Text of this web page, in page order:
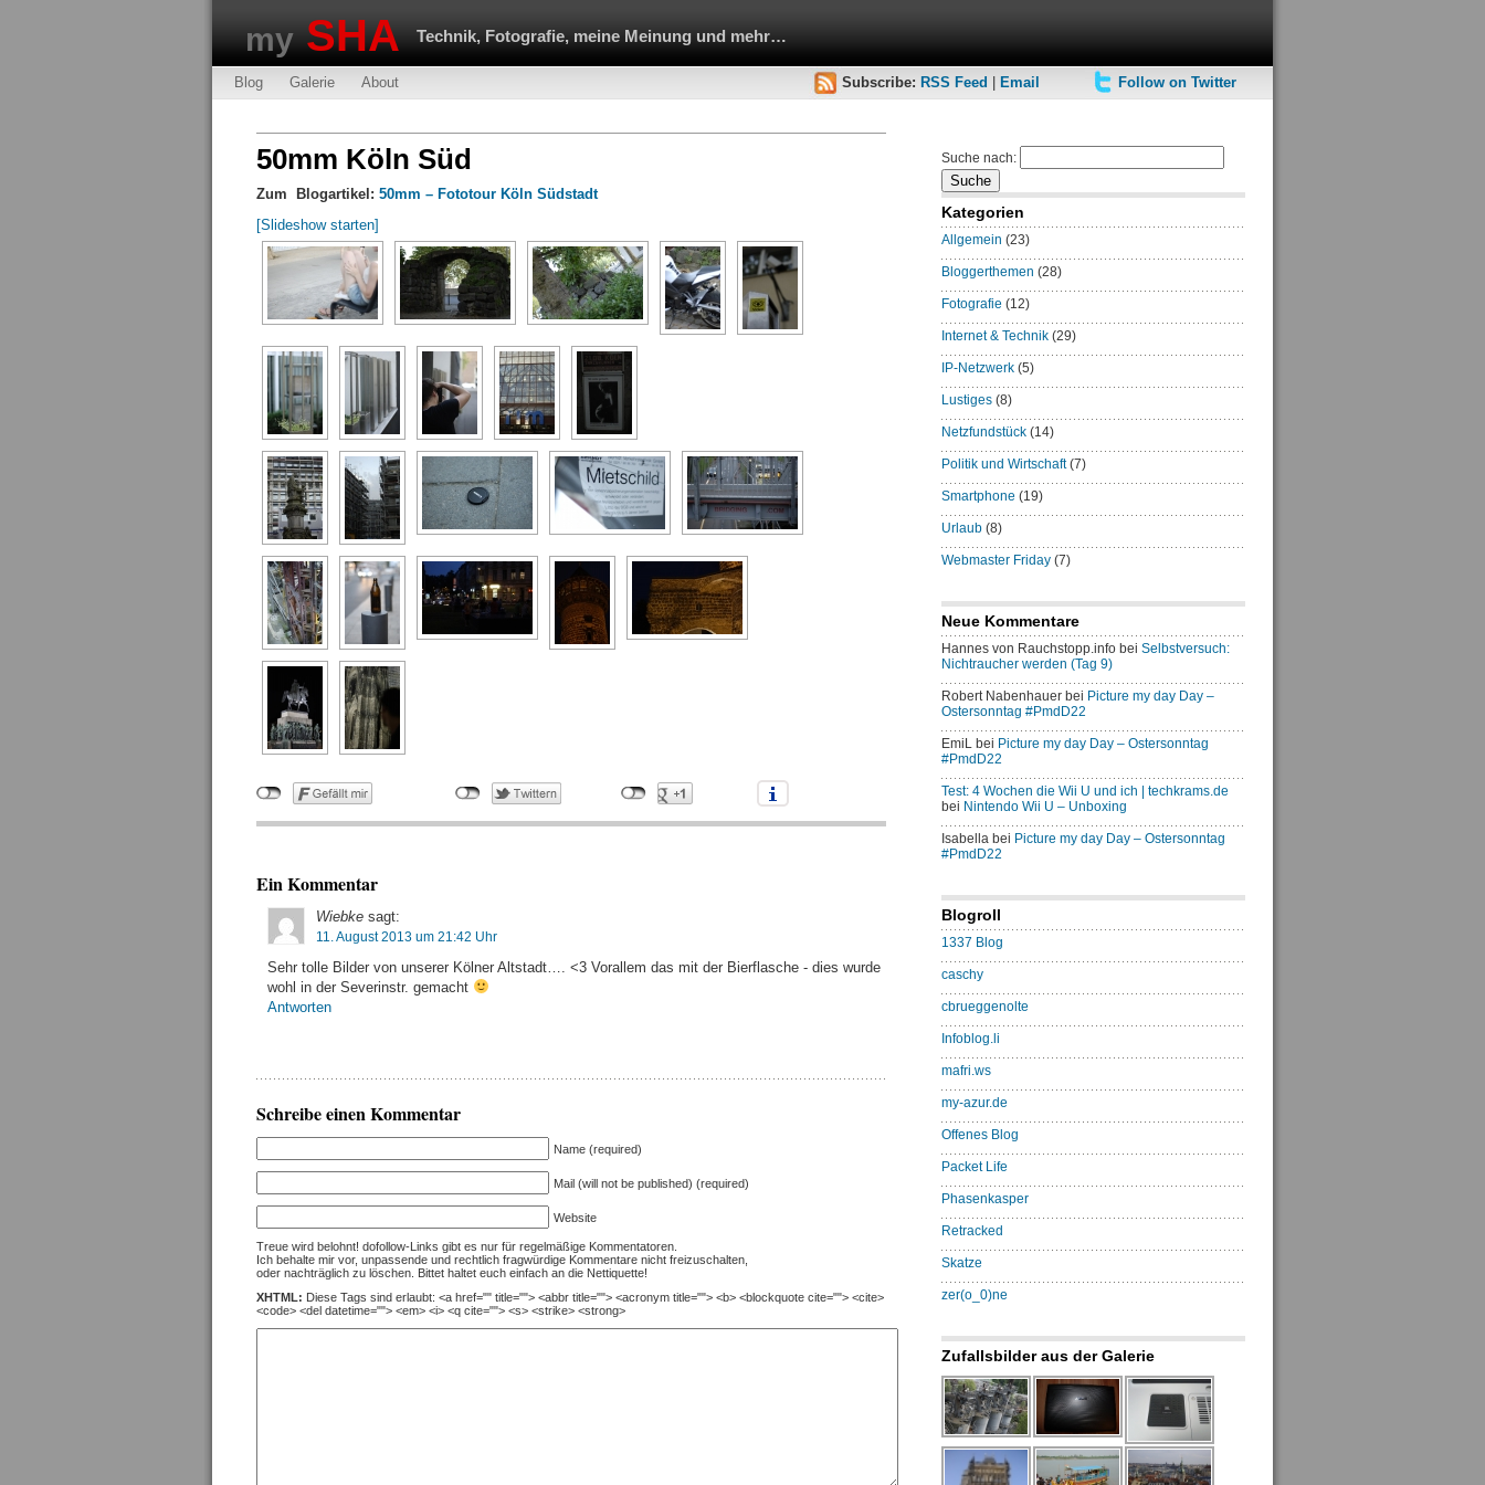
my SHA Technik, Fotografie, meine Meinung und mehr…
Blog Galerie About Follow on Twitter
Subscribe: RSS Feed Email
50mm Köln Süd
Zum Blogartikel: 50mm – Fototour Köln Südstadt
[Slideshow starten]
Ein Kommentar
Wiebke sagt:
11. August 2013 um 21:42 Uhr
Sehr tolle Bilder von unserer Kölner Altstadt…. <3 Vorallem das mit der Bierflasche - dies wurde
wohl in der Severinstr. gemacht
Antworten
Schreibe einen Kommentar
Name (required)
Mail (will not be published) (required)
Website
Treue wird belohnt! dofollow-Links gibt es nur für regelmäßige Kommentatoren.
Ich behalte mir vor, unpassende und rechtlich fragwürdige Kommentare nicht freizuschalten,
oder nachträglich zu löschen. Bittet haltet euch einfach an die Nettiquette!
XHTML: Diese Tags sind erlaubt: <a href="" title=""> <abbr title=""> <acronym title=""> <b> <blockquote cite=""> <cite>
<code> <del datetime=""> <em> <i> <q cite=""> <s> <strike> <strong>
Suche nach:
Kategorien
Allgemein (23)
Bloggerthemen (28)
Fotografie (12)
Internet & Technik (29)
IP-Netzwerk (5)
Lustiges (8)
Netzfundstück (14)
Politik und Wirtschaft(7)
Smartphone (19)
Urlaub (8)
Webmaster Friday (7)
Neue Kommentare
Hannes von Rauchstopp.info bei Selbstversuch:
Nichtraucher werden (Tag 9)
Robert Nabenhauer bei Picture my day Day –
Ostersonntag #PmdD22
EmiL bei Picture my day Day – Ostersonntag
#PmdD22
Test: 4 Wochen die Wii U und ich | techkrams.de
bei Nintendo Wii U – Unboxing
Isabella bei Picture my day Day – Ostersonntag
#PmdD22
Blogroll
1337 Blog
caschy
cbrueggenolte
Infoblog.li
mafri.ws
my-azur.de
Offenes Blog
Packet Life
Phasenkasper
Retracked
Skatze
zer(o_0)ne
Zufallsbilder aus der Galerie